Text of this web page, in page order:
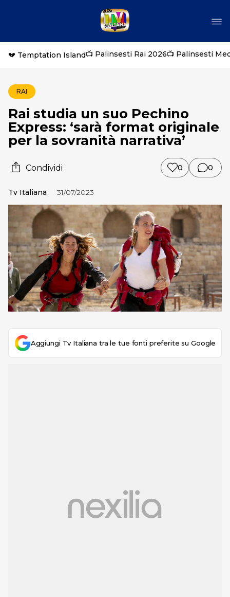
💔 Temptation Island📺 Palinsesti Rai 2026📺 Palinsesti
RAI
Rai studia un suo Pechino
Express: ‘sarà format originale
per la sovranità narrativa’
Condividi 0 0
Tv Italiana 31/07/2023
Aggiungi Tv Italiana tra le tue fonti preferite su Google